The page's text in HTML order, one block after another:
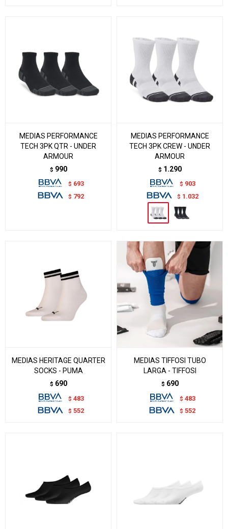
MEDIAS PERFORMANCE
TECH 3PK QTR - UNDER
ARMOUR
$ 990
$ 693
$ 792
MEDIAS PERFORMANCE
TECH 3PK CREW - UNDER
ARMOUR
$ 1.290
$ 903
$ 1.032
MEDIAS HERITAGE QUARTER
SOCKS - PUMA
$ 690
$ 483
$ 552
MEDIAS TIFFOSI TUBO
LARGA - TIFFOSI
$ 690
$ 483
$ 552